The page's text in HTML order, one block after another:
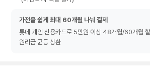
가전을 쉽게 최대 60개월 나눠 결제
롯데 개인 신용카드로 5만원 이상 48개월/60개월
원리금 균등 상환